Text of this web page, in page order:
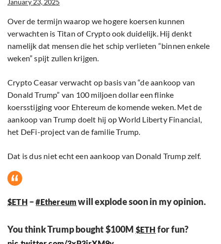
January 23, 2025
Over de termijn waarop we hogere koersen kunnen
verwachten is Titan of Crypto ook duidelijk. Hij denkt
namelijk dat mensen die het schip verlieten “binnen enkele
weken” spijt zullen krijgen.
Crypto Ceasar verwacht op basis van “de aankoop van
Donald Trump” van 100 miljoen dollar een flinke
koersstijging voor Ehtereum de komende weken. Met de
aankoop van Trump doelt hij op World Liberty Financial,
het DeFi-project van de familie Trump.
Dat is dus niet echt een aankoop van Donald Trump zelf.
$ETH–#Ethereum will explode soon in my opinion.
You think Trump bought $100M $ETH for fun?